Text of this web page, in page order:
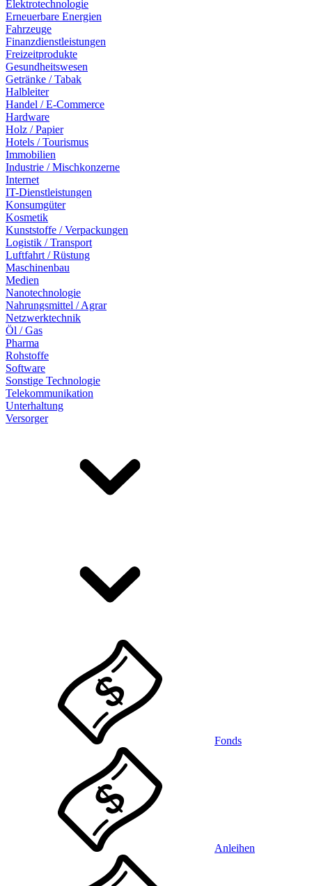
Elektrotechnologie
Erneuerbare Energien
Fahrzeuge
Finanzdienstleistungen
Freizeitprodukte
Gesundheitswesen
Getränke / Tabak
Halbleiter
Handel / E-Commerce
Hardware
Holz / Papier
Hotels / Tourismus
Immobilien
Industrie / Mischkonzerne
Internet
IT-Dienstleistungen
Konsumgüter
Kosmetik
Kunststoffe / Verpackungen
Logistik / Transport
Luftfahrt / Rüstung
Maschinenbau
Medien
Nanotechnologie
Nahrungsmittel / Agrar
Netzwerktechnik
Öl / Gas
Pharma
Rohstoffe
Software
Sonstige Technologie
Telekommunikation
Unterhaltung
Versorger
Fonds
Anleihen